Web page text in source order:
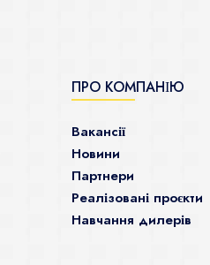
ПРО КОМПАНІЮ
Ваканcії
Новини
Партнери
Реалізовані проєкти
Навчання дилерів